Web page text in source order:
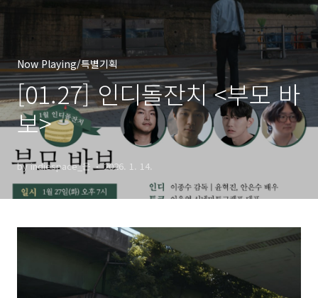
Now Playing/특별기획
[01.27] 인디돌잔치 <부모 바
보>
by indiespace_은 2026. 1. 14.